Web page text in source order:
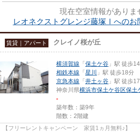
現在空室情報がありま
レオネクストグレンジ藤塚Ⅰへのお
賃貸｜アパート クレイノ桜が丘
横須賀線 「 保土ケ谷 」駅 徒歩
相鉄本線 「 星川
」駅 徒歩18分
京急本線 「 井土ヶ谷 」駅 徒歩
神奈川県横浜市保土ケ谷区保土
-
築年数：築9年
階数：2階建
【フリーレントキャンペーン 家賃1ヵ月無料♪】